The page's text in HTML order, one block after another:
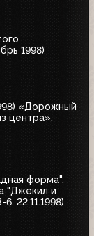
1998)
«Дорожный
центра»,
форма",
"Джекил и
22.11.1998)